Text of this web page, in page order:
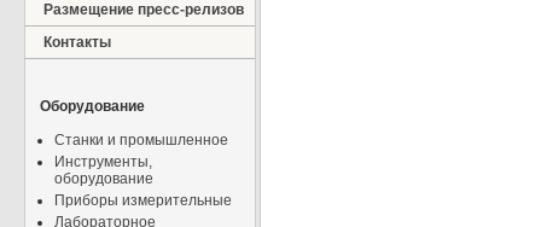
Размещение пресс-релизов
Контакты
Оборудование
Станки и промышленное
Инструменты,
оборудование
Приборы измерительные
Лабораторное